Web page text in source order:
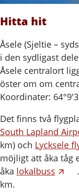
Hitta hit
Åsele (Sjeltie –
i den sydligast
Åsele centralort
öster om om
Koordinater:
Det finns två
South Lapland
km) och Lycksele
möjligt att åka tåg
åka lokalbuss
km.